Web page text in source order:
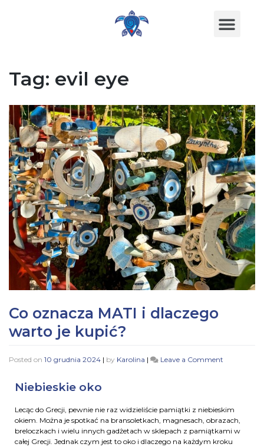
Tag: evil eye
Co oznacza MATI i dlaczego
warto je kupić?
Posted on 10 grudnia 2024 | by Karolina | Leave a Comment
Niebieskie oko
Lecąc do Grecji, pewnie nie raz widzieliście pamiątki z niebieskim
okiem. Można je spotkać na bransoletkach, magnesach, obrazach,
breloczkach i wielu innych gadżetach w sklepach z pamiątkami w
całej Grecji. Jednak czym jest to oko i dlaczego na każdym kroku